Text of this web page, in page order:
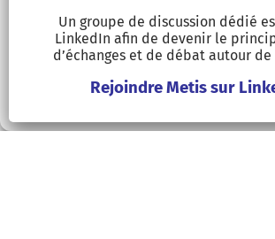
Refuser
Voir les préférences
© Copyright 2026 - METIS EUROPE | Tous
Un groupe de discussion dédié
LinkedIn afin de devenir le
d’échanges et de débat autour de
Rejoindre Metis sur